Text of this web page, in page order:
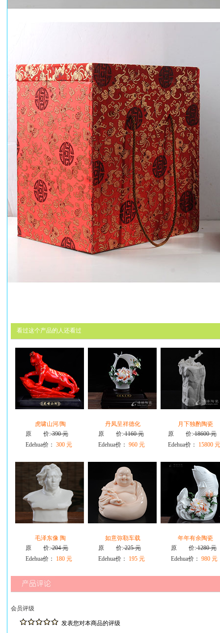
看过这个产品的人还看过
虎啸山河/陶
原 价:390 元
Edehua价： 300 元
丹凤呈祥德化
原 价:1160 元
Edehua价： 960 元
月下独酌陶瓷
原 价:18600 元
Edehua价：
15800 元
毛泽东像 陶
原 价:204 元
Edehua价：
180 元
如意弥勒车载
原 价:225 元
Edehua价：
195 元
年年有余陶瓷
原 价:1280 元
Edehua价： 980 元
会员评级
发表您对本商品的评级